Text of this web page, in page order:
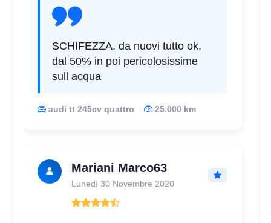
SCHIFEZZA. da nuovi tutto ok,
dal 50% in poi pericolosissime
sull acqua
audi tt 245cv quattro 25.000 km
Mariani Marco63
Lunedì 30 Novembre 2020